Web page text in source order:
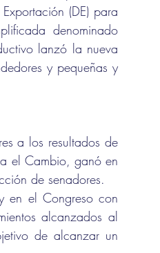
(DE) para
denominado
lanzó la nueva
y pequeñas y
a los resultados de
el Cambio, ganó en
de senadores.
en el Congreso con
alcanzados al
de alcanzar un